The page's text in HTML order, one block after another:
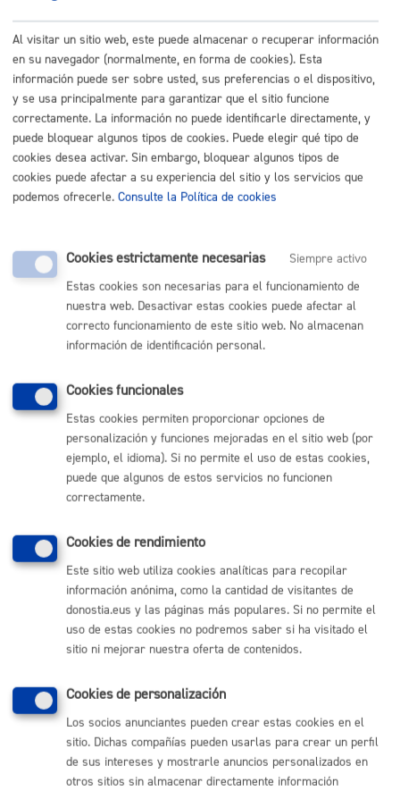
responsabilidades. Será de aplicación lo dispuesto en la
normativa de archivos y documentación.
Legitimación
Artículo 6.1.e) del RGPD el tratamiento es necesario para el
cumplimiento de una misión realizada en interés publico o en el
ejercicio de poderes públicos conferidos al responsable del
tratamiento.
Las establecidas legalmente y que sean de aplicación en el
ámbito de este tratamiento.
Las personas afectadas tienen derecho a obtener confirmación
datos personales. Además, tendrán derecho a solicitar:
El acceso a sus datos personales.
La rectificación de los datos inexactos o incompletos.
La supresión de sus datos cuando, entre otros motivos, los
datos ya no sean necesarios para las finalidades para las
cuales fueron recabados.
La limitación del tratamiento de sus datos, en cuyo caso, sólo
La oposición al tratamiento de sus datos, en cuyo caso, el
Ayuntamiento dejará de tratar los datos, salvo por motivos
legítimos imperiosos, o el ejercicio o la defensa de posibles
reclamaciones.
Los derechos podrán ejercitarsevía on lineo presencial ante el
Ayuntamiento, como Responsable del tratamiento, o en su caso,
ante el Encargado del tratamiento.
Si en el ejercicio de sus derechos no ha sido debidamente
atendida o atendido, podrá presentar una reclamación ante la
Agencia Vasca de Protección de Datos. Dirección: C/ Beato
Tomás de Zumárraga, 71 – 3ª planta - 01008 Vitoria-Gasteiz. No
obstante, podrá ponerse en contacto con el delegado/a de
Al visitar un sitio web, este puede almacenar o recuperar información
en su navegador (normalmente, en forma de cookies). Esta
información puede ser sobre usted, sus preferencias o el dispositivo,
y se usa principalmente para garantizar que el sitio funcione
correctamente. La información no puede identificarle directamente, y
puede bloquear algunos tipos de cookies. Puede elegir qué tipo de
cookies desea activar. Sin embargo, bloquear algunos tipos de
cookies puede afectar a su experiencia del sitio y los servicios que
podemos ofrecerle. Consulte la Política de cookies
Cookies estrictamente necesarias
Siempre activo
Estas cookies son necesarias para el funcionamiento de
nuestra web. Desactivar estas cookies puede afectar al
correcto funcionamiento de este sitio web. No almacenan
información de identificación personal.
Cookies funcionales
Estas cookies permiten proporcionar opciones de
personalización y funciones mejoradas en el sitio web (por
ejemplo, el idioma). Si no permite el uso de estas cookies,
puede que algunos de estos servicios no funcionen
correctamente.
Cookies de rendimiento
Este sitio web utiliza cookies analíticas para recopilar
información anónima, como la cantidad de visitantes de
donostia.eus y las páginas más populares. Si no permite el
uso de estas cookies no podremos saber si ha visitado el
sitio ni mejorar nuestra oferta de contenidos.
Cookies de personalización
Los socios anunciantes pueden crear estas cookies en el
sitio. Dichas compañías pueden usarlas para crear un perfil
de sus intereses y mostrarle anuncios personalizados en
otros sitios sin almacenar directamente información